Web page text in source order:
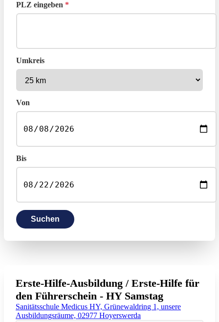
PLZ eingeben *
Umkreis
Von
Bis
Suchen
Erste-Hilfe-Ausbildung / Erste-Hilfe für
den Führerschein - HY Samstag
Sanitätsschule Medicus HY, Grünewaldring 1, unsere
Ausbildungsräume, 02977 Hoyerswerda